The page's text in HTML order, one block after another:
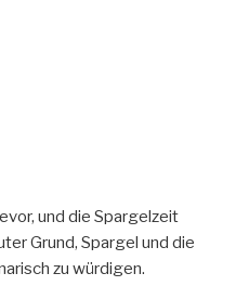
und die Spargelzeit
Grund, Spargel und die
zu würdigen.